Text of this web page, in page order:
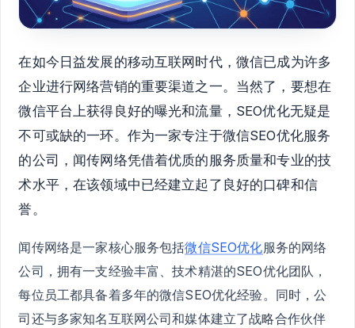
在如今日益发展的移动互联网时代，微信已成为许多
企业进行网络营销的重要渠道之一。当然了，要想在
微信平台上获得良好的曝光和流量，SEO优化无疑是
不可或缺的一环。作为一家专注于微信SEO优化服务
的公司，闻传网络凭借着优质的服务质量和专业的技
术水平，在该领域中已经建立起了良好的口碑和信
誉。
闻传网络是一家核心服务包括微信SEO优化服务的网络
公司，拥有一支经验丰富、技术精湛的SEO优化团队，
每位员工都具备着多年的微信SEO优化经验。同时，公
司还与多家知名互联网公司和媒体建立了战略合作伙伴